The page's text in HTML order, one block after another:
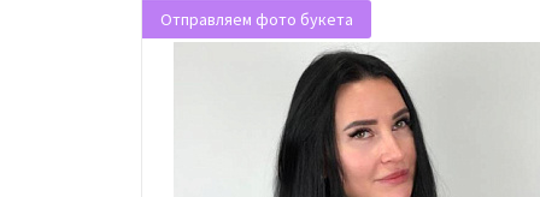
Отправляем фото букета